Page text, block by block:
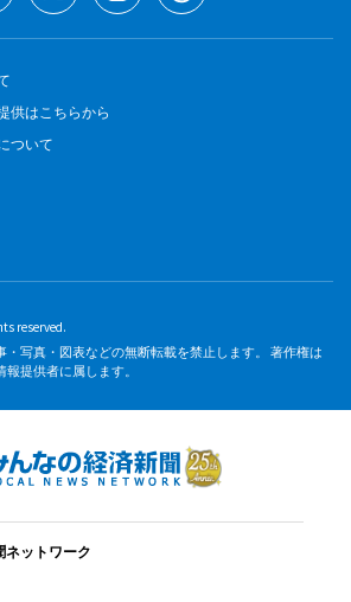
供はこちらから
ついて
reserved.
・写真・図表などの無断転載を禁止します。 著作権は
提供者に属します。
ネットワーク